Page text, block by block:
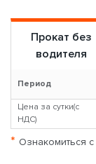
Прокат без
водителя
Период
Цена за сутки(с
НДС)
* Ознакомиться с